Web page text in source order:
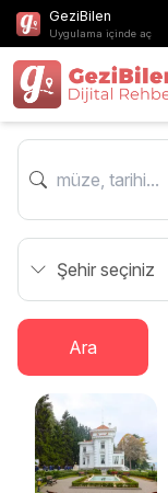
GeziBilen
Uygulama içinde aç
Ara